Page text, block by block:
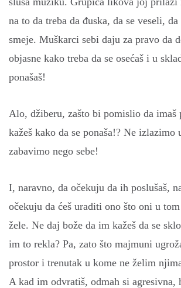
na to da treba da đuska, da se veseli, da
smeje. Muškarci sebi daju za pravo da
objasne kako treba da se osećaš i u
ponašaš!
Alo, džiberu, zašto bi pomislio da imaš
kažeš kako da se ponaša!? Ne izlazimo
zabavimo nego sebe!
I, naravno, da očekuju da ih poslušaš,
očekuju da ćeš uraditi ono što oni u
žele. Ne daj bože da im kažeš da se
im to rekla? Pa, zato što majmuni
prostor i trenutak u kome ne želim
A kad im odvratiš, odmah si agresivna,